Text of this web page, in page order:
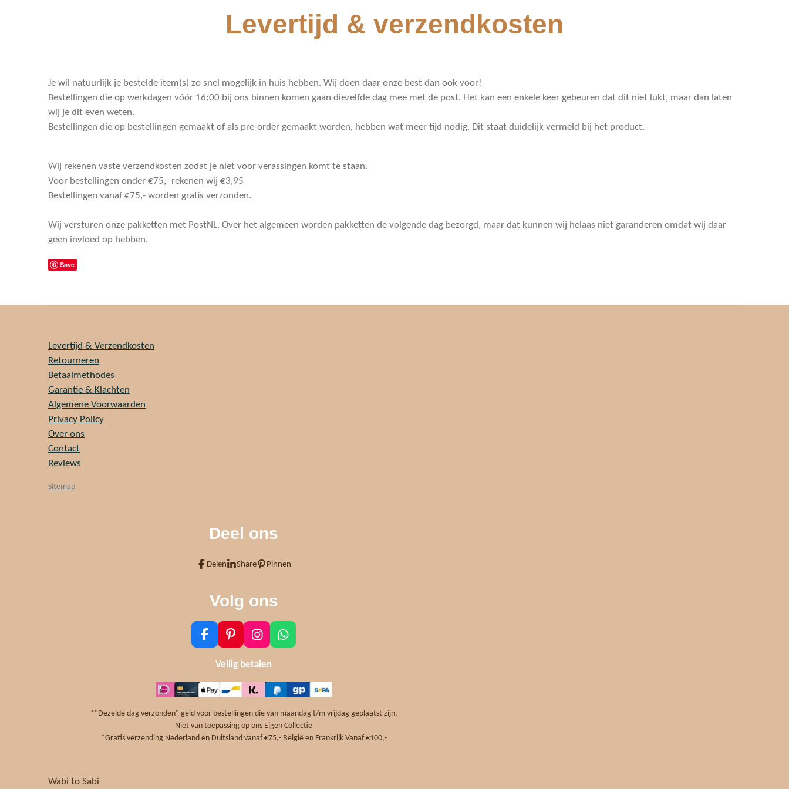
Levertijd & verzendkosten
Je wil natuurlijk je bestelde item(s) zo snel mogelijk in huis hebben. Wij doen daar onze best dan ook voor!
Bestellingen die op werkdagen vóór 16:00 bij ons binnen komen gaan diezelfde dag mee met de post. Het kan een enkele keer gebeuren dat dit niet lukt, maar dan laten
wij je dit even weten.
Bestellingen die op bestellingen gemaakt of als pre-order gemaakt worden, hebben wat meer tijd nodig. Dit staat duidelijk vermeld bij het product.
Wij rekenen vaste verzendkosten zodat je niet voor verassingen komt te staan.
Voor bestellingen onder €75,- rekenen wij €3,95
Bestellingen vanaf €75,- worden gratis verzonden.
Wij versturen onze pakketten met PostNL. Over het algemeen worden pakketten de volgende dag bezorgd, maar dat kunnen wij helaas niet garanderen omdat wij daar
geen invloed op hebben.
Save
Levertijd & Verzendkosten
Retourneren
Betaalmethodes
Garantie & Klachten
Algemene Voorwaarden
Privacy Policy
Over ons
Contact
Reviews
Sitemap
Deel ons
Delen Share Pinnen
Volg ons
F
a
b
o
o
k
P
i
n
e
r
e
s
t
I
n
s
g
r
m
W
h
A
p
p
Veilig betalen
*"Dezelde dag verzonden" geld voor bestellingen die van maandag t/m vrijdag geplaatst zijn.
Niet van toepassing op ons Eigen Collectie
*Gratis verzending Nederland en Duitsland vanaf €75,- België en Frankrijk Vanaf €100,-
Wabi to Sabi